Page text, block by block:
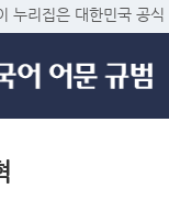
누리집은 대한민국 공